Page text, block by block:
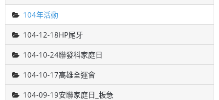
104年活動
104-12-18HP尾牙
104-10-24聯發科家庭日
104-10-17高雄全運會
104-09-19安聯家庭日_板急